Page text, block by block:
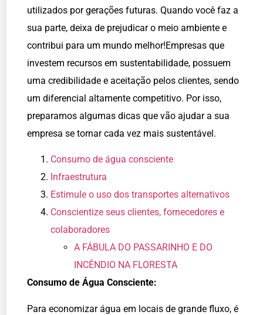
utilizados por gerações futuras. Quando você faz a
sua parte, deixa de prejudicar o meio ambiente e
contribui para um mundo melhor!Empresas que
investem recursos em sustentabilidade, possuem
uma credibilidade e aceitação pelos clientes, sendo
um diferencial altamente competitivo. Por isso,
preparamos algumas dicas que vão ajudar a sua
empresa se tornar cada vez mais sustentável.
Consumo de água consciente
Infraestrutura
Estimule o uso dos transportes alternativos
Conscientize seus clientes, fornecedores e
colaboradores
A FÁBULA DO PASSARINHO E DO
INCÊNDIO NA FLORESTA
Consumo de Água Consciente:
Para economizar água em locais de grande fluxo, é